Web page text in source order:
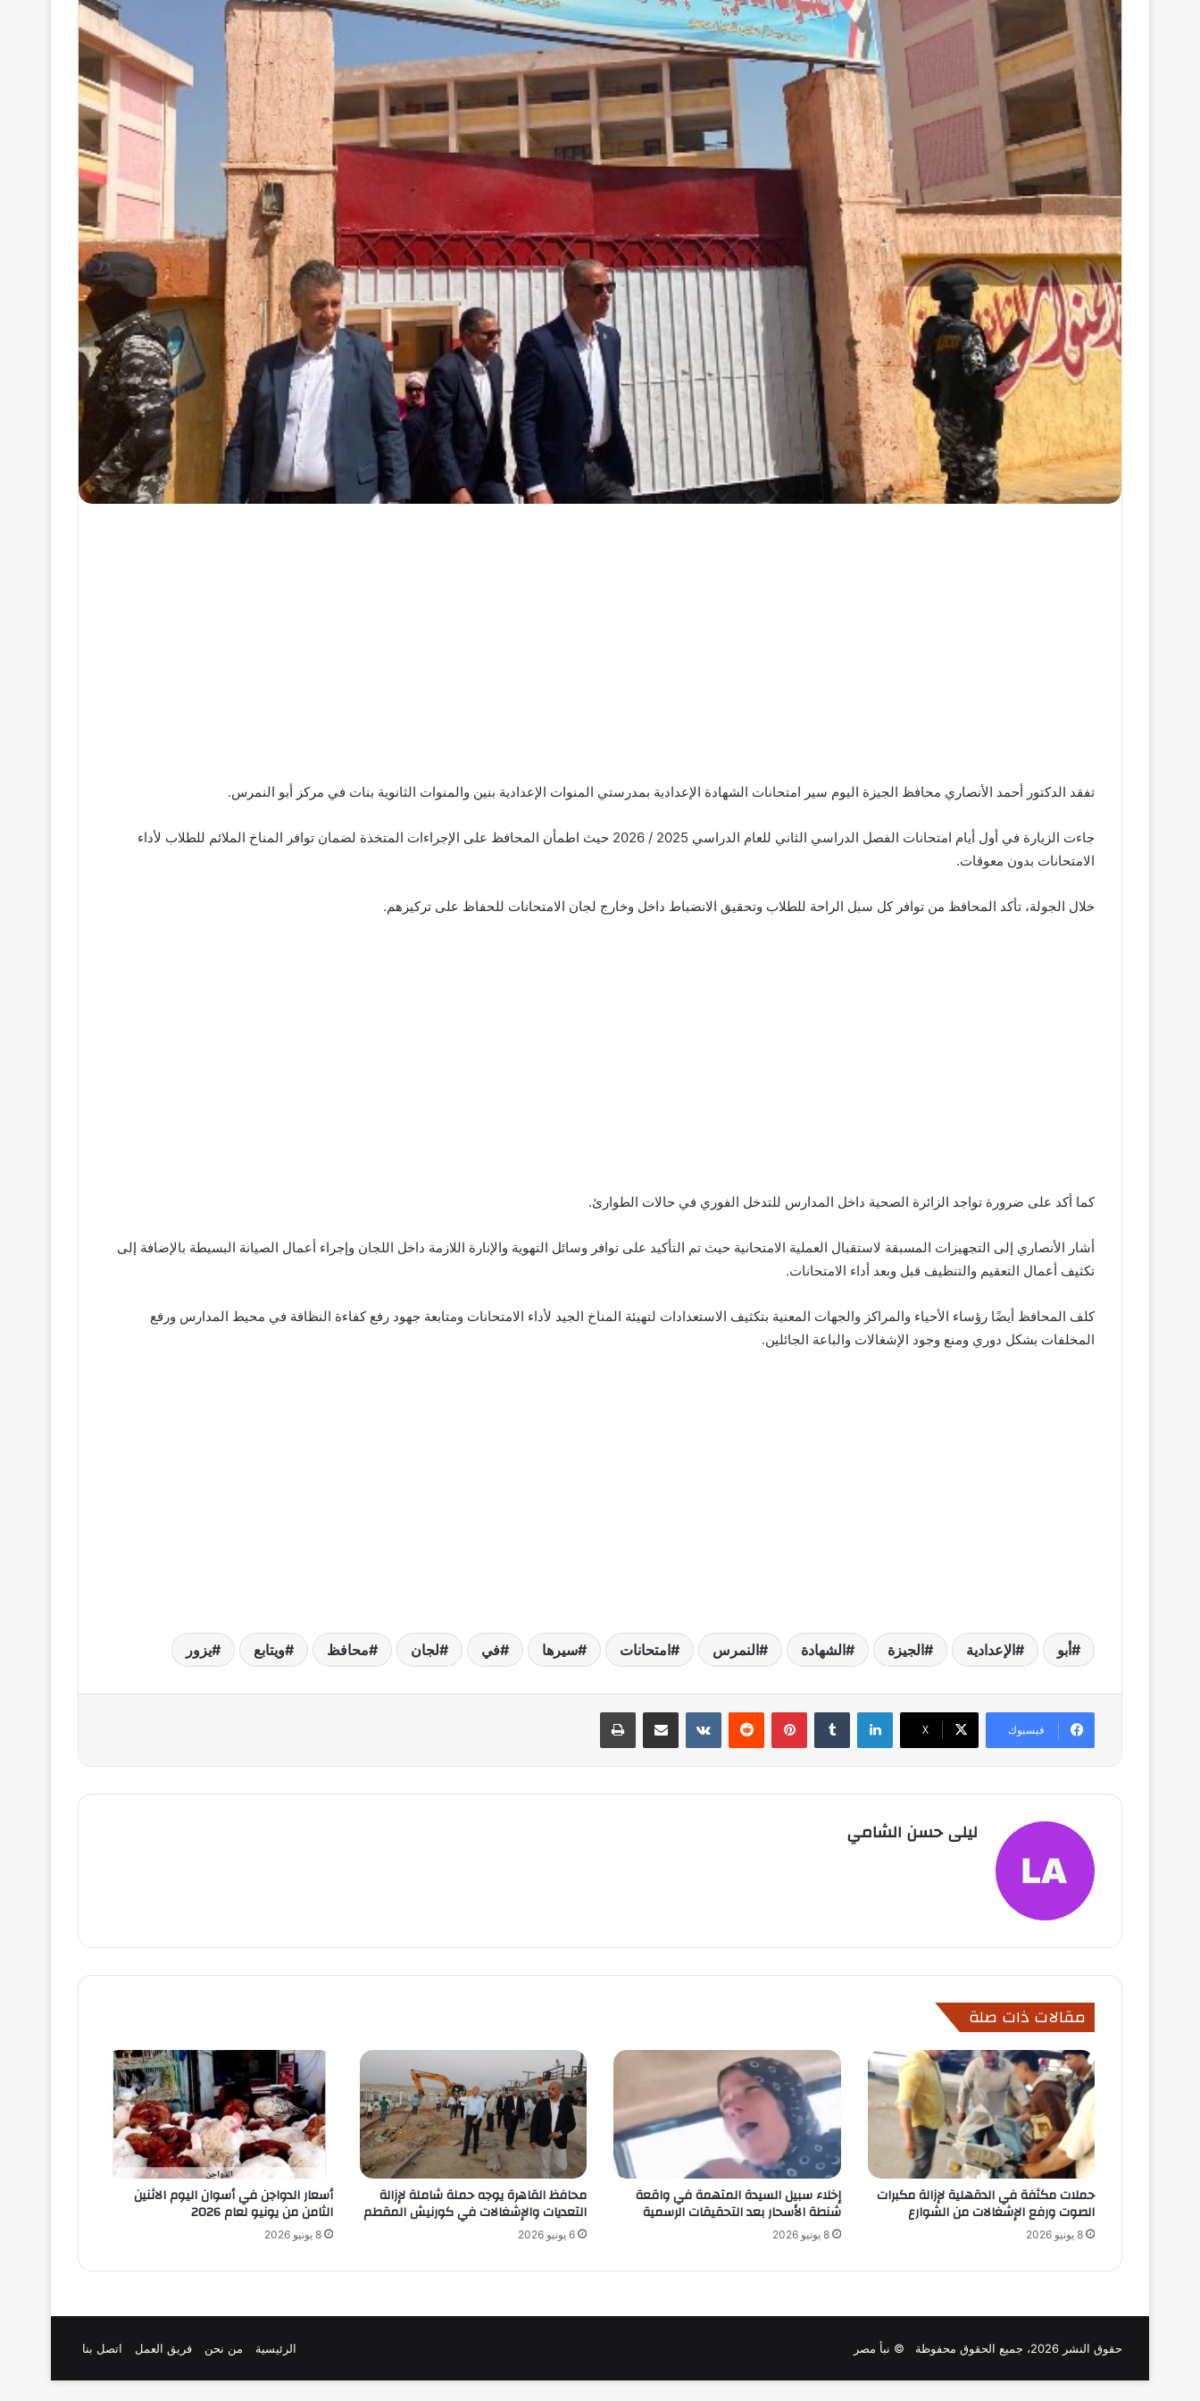
تفقد الدكتور أحمد الأنصاري محافظ الجيزة اليوم سير امتحانات الشهادة الإعدادية بمدرستي المنوات الإعدادية بنين والمنوات الثانوية بنات في مركز أبو النمرس.
جاءت الزيارة في أول أيام امتحانات الفصل الدراسي الثاني للعام الدراسي 2025 / 2026 حيث اطمأن المحافظ على الإجراءات المتخذة لضمان توافر المناخ الملائم للطلاب لأداء
الامتحانات بدون معوقات.
خلال الجولة، تأكد المحافظ من توافر كل سبل الراحة للطلاب وتحقيق الانضباط داخل وخارج لجان الامتحانات للحفاظ على تركيزهم.
كما أكد على ضرورة تواجد الزائرة الصحية داخل المدارس للتدخل الفوري في حالات الطوارئ.
أشار الأنصاري إلى التجهيزات المسبقة لاستقبال العملية الامتحانية حيث تم التأكيد على توافر وسائل التهوية والإنارة اللازمة داخل اللجان وإجراء أعمال الصيانة البسيطة بالإضافة إلى
تكثيف أعمال التعقيم والتنظيف قبل وبعد أداء الامتحانات.
كلف المحافظ أيضًا رؤساء الأحياء والمراكز والجهات المعنية بتكثيف الاستعدادات لتهيئة المناخ الجيد لأداء الامتحانات ومتابعة جهود رفع كفاءة النظافة في محيط المدارس ورفع
المخلفات بشكل دوري ومنع وجود الإشغالات والباعة الجائلين.
أبو الإعدادية الجيزة الشهادة النمرس امتحانات سيرها في لجان محافظ ويتابع يزور
فيسبوك X
لينكدإن بينتيريست مشاركة عبر البريد طباعة
ليلى حسن الشامي
مقالات ذات صلة
حملات مكثفة في الدقهلية لإزالة مكبرات
الصوت ورفع الإشغالات من الشوارع
8 يونيو 2026
إخلاء سبيل السيدة المتهمة في واقعة
شنطة الأسحار بعد التحقيقات الرسمية
8 يونيو 2026
محافظ القاهرة يوجه حملة شاملة لإزالة
التعديات والإشغالات في كورنيش المقطم
6 يونيو 2026
أسعار الدواجن في أسوان اليوم الاثنين
الثامن من يونيو لعام 2026
8 يونيو 2026
حقوق النشر 2026، جميع الحقوق محفوظة © نبأ مصر الرئيسية من نحن فريق العمل اتصل بنا